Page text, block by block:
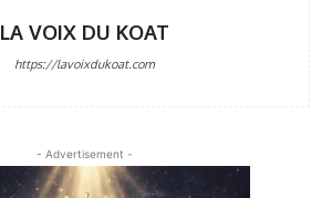
LA VOIX DU KOAT
https://lavoixdukoat.com
- Advertisement -